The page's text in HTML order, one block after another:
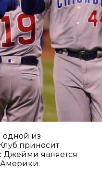
одной из
приносит
Джейми является